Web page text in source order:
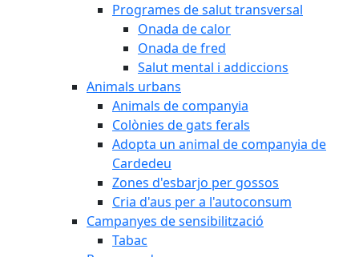
Programes de salut transversal
Onada de calor
Onada de fred
Salut mental i addiccions
Animals urbans
Animals de companyia
Colònies de gats ferals
Adopta un animal de companyia de
Cardedeu
Zones d'esbarjo per gossos
Cria d'aus per a l'autoconsum
Campanyes de sensibilització
Tabac